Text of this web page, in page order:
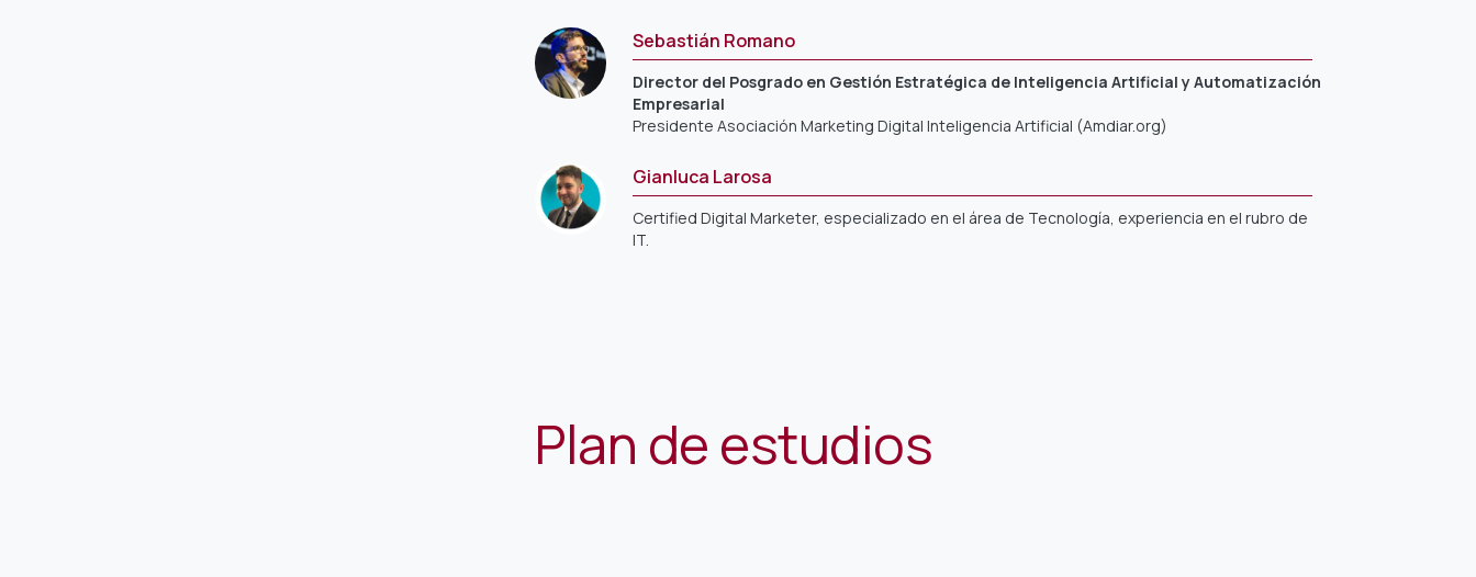
Sebastián Romano
Director del Posgrado en Gestión Estratégica de Inteligencia Artificial y Automatización
Empresarial
Presidente Asociación Marketing Digital Inteligencia Artificial (Amdiar.org)
Gianluca Larosa
Certified Digital Marketer, especializado en el área de Tecnología, experiencia en el rubro de
IT.
Plan de estudios